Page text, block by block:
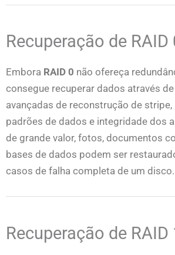
Recuperação de RAID
Embora RAID 0 não ofereça
consegue recuperar dados através
avançadas de reconstrução de stripe,
padrões de dados e integridade dos
de grande valor, fotos, documentos
bases de dados podem ser
casos de falha completa de um disco.
Recuperação de RAID